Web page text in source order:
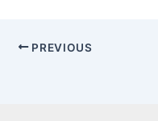
PREVIOUS